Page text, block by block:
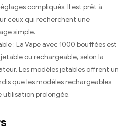
compliqués. Il est prêt à
ceux qui recherchent une
simple.
: La Vape avec 1000 bouffées est
ou rechargeable, selon la
Les modèles jetables offrent un
que les modèles rechargeables
utilisation prolongée.